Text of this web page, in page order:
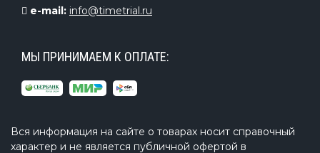
e-mail: info@timetrial.ru
МЫ ПРИНИМАЕМ К ОПЛАТЕ:
Вся информация на сайте о товарах носит справочный
характер и не является публичной офертой в